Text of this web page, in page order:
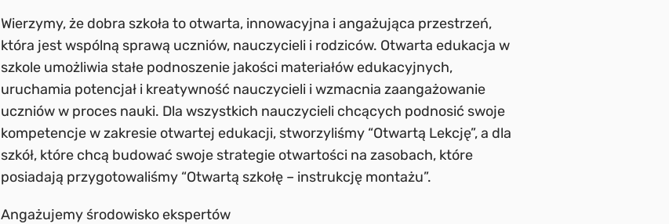
Wierzymy, że dobra szkoła to otwarta, innowacyjna i angażująca przestrzeń,
która jest wspólną sprawą uczniów, nauczycieli i rodziców. Otwarta edukacja w
szkole umożliwia stałe podnoszenie jakości materiałów edukacyjnych,
uruchamia potencjał i kreatywność nauczycieli i wzmacnia zaangażowanie
uczniów w proces nauki. Dla wszystkich nauczycieli chcących podnosić swoje
kompetencje w zakresie otwartej edukacji, stworzyliśmy “Otwartą Lekcję”, a dla
szkół, które chcą budować swoje strategie otwartości na zasobach, które
posiadają przygotowaliśmy “Otwartą szkołę – instrukcję montażu”.
Angażujemy środowisko ekspertów